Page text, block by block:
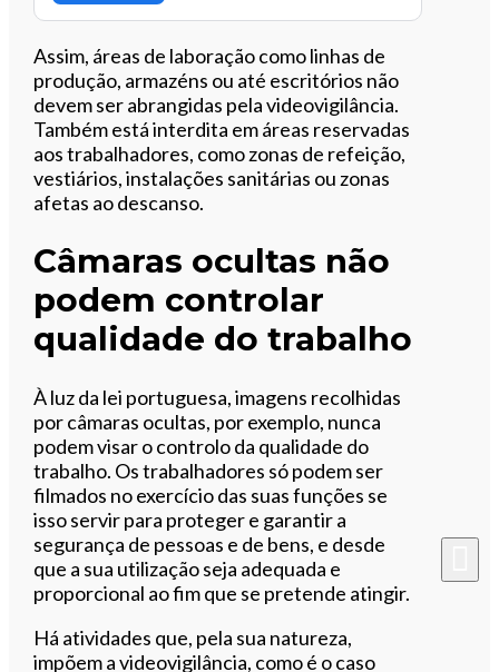
Assim, áreas de laboração como linhas de
produção, armazéns ou até escritórios não
devem ser abrangidas pela videovigilância.
Também está interdita em áreas reservadas
aos trabalhadores, como zonas de refeição,
vestiários, instalações sanitárias ou zonas
afetas ao descanso.
Câmaras ocultas não
podem controlar
qualidade do trabalho
À luz da lei portuguesa, imagens recolhidas
por câmaras ocultas, por exemplo, nunca
podem visar o controlo da qualidade do
trabalho. Os trabalhadores só podem ser
filmados no exercício das suas funções se
isso servir para proteger e garantir a
segurança de pessoas e de bens, e desde
que a sua utilização seja adequada e
proporcional ao fim que se pretende atingir.
Há atividades que, pela sua natureza,
impõem a videovigilância, como é o caso